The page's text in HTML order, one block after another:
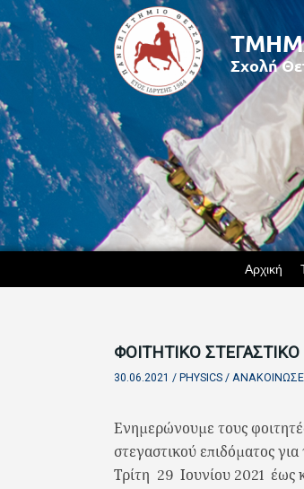
Αρχική
ΦΟΙΤΗΤΙΚΟ
30.06.2021 / PHYSICS /
Ενημερώνουμε τους
στεγαστικού επιδόματος
Τρίτη 29 Ιουνίου 2021 έως